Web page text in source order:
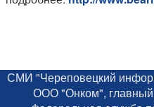
СМИ "Череповецкий
ООО "Онком", главный